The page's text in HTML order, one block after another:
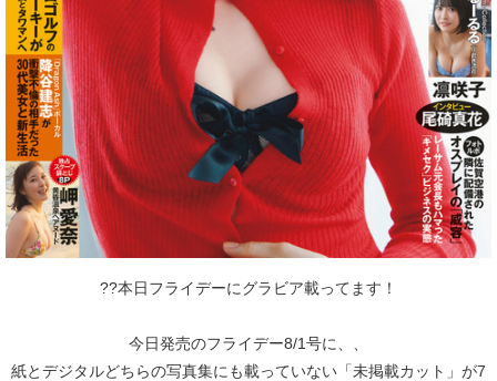
??本日フライデーにグラビア載ってます！
今日発売のフライデー8/1号に、、
紙とデジタルどちらの写真集にも載っていない「未掲載カット」が7